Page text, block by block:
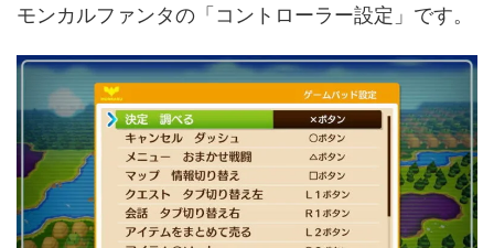
モンカルファンタの「コントローラー設定」です。